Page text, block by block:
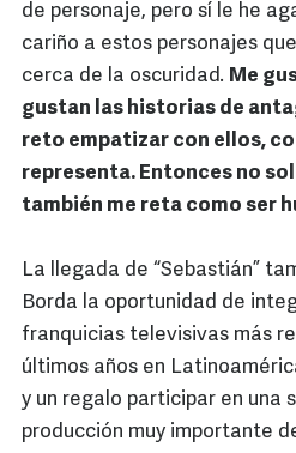
de personaje, pero sí le he
cariño a estos personajes
cerca de la oscuridad. Me
gustan las historias de
reto empatizar con ellos,
representa. Entonces no
también me reta como ser
La llegada de “Sebastián”
Borda la oportunidad de
franquicias televisivas más
últimos años en
y un regalo participar en una
producción muy importante